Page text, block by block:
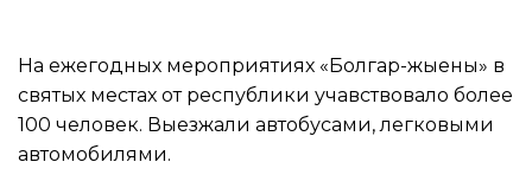
На ежегодных мероприятиях «Болгар-жыены» в
святых местах от республики учавствовало более
100 человек. Выезжали автобусами, легковыми
автомобилями.